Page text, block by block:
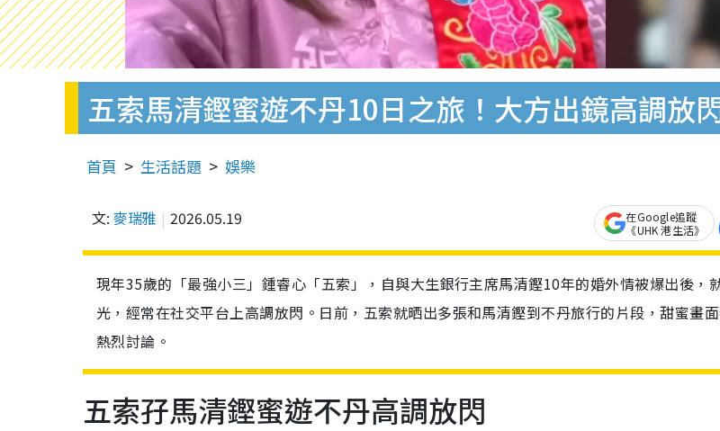
五索馬清鏗蜜遊不丹10日之旅！大方出鏡高調放
首頁 生活話題 娛樂
文: 麥瑞雅 2026.05.19
在Google追蹤
《UHK 港生活》
現年35歲的「最強小三」鍾睿心「五索」，自與大生銀行主席馬清鏗10年的婚外情被爆出後，
光，經常在社交平台上高調放閃。日前，五索就晒出多張和馬清鏗到不丹旅行的片段，甜蜜畫
熱烈討論。
五索孖馬清鏗蜜遊不丹高調放閃